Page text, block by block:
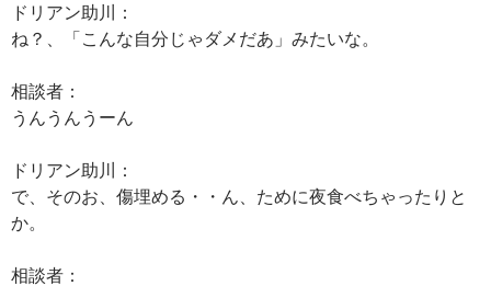
ドリアン助川：
ね？、「こんな自分じゃダメだあ」みたいな。
相談者：
うんうんうーん
ドリアン助川：
で、そのお、傷埋める・・ん、ために夜食べちゃったりと
か。
相談者：